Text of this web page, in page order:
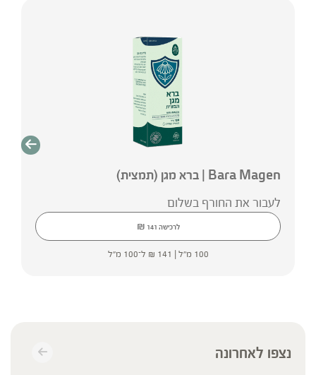
Bara Magen | ברא מגן (תמצית)
לעבור את החורף בשלום
לרכישה ₪ 141
100 מ"ל | ₪ 141 ל־100 מ"ל
נצפו לאחרונה